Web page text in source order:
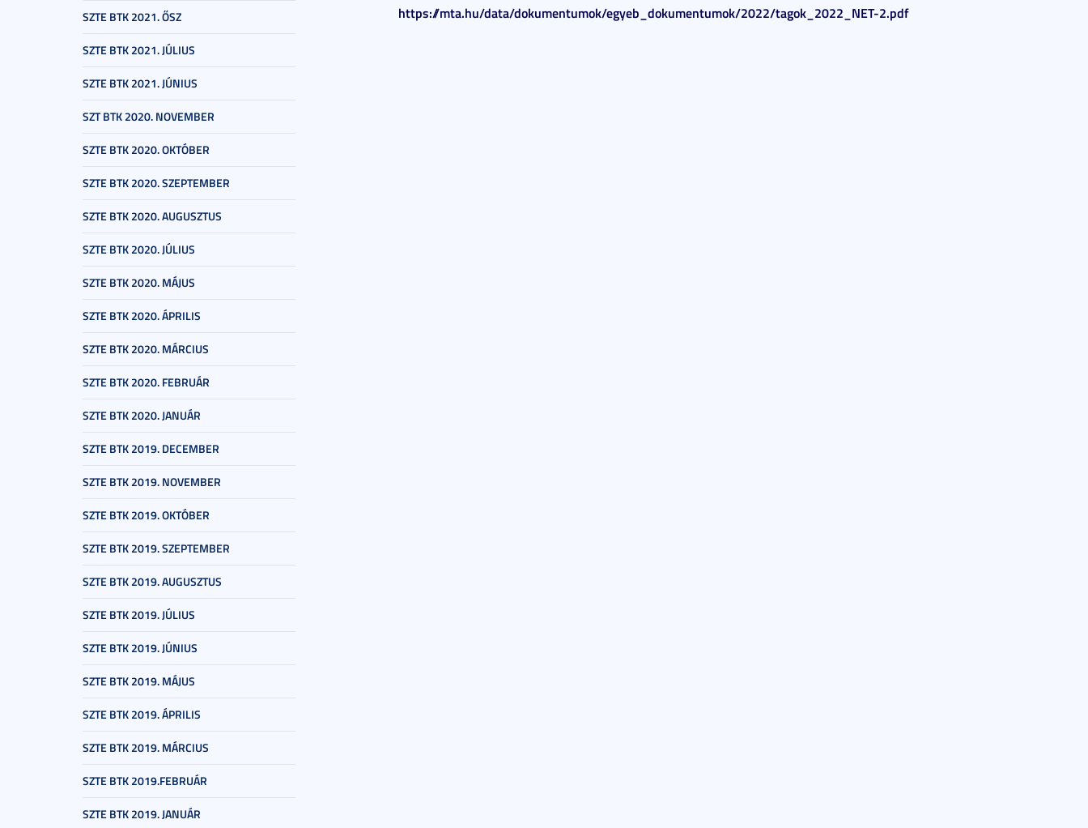
SZTE BTK 2021. ŐSZ
SZTE BTK 2021. JÚLIUS
SZTE BTK 2021. JÚNIUS
SZT BTK 2020. NOVEMBER
SZTE BTK 2020. OKTÓBER
SZTE BTK 2020. SZEPTEMBER
SZTE BTK 2020. AUGUSZTUS
SZTE BTK 2020. JÚLIUS
SZTE BTK 2020. MÁJUS
SZTE BTK 2020. ÁPRILIS
SZTE BTK 2020. MÁRCIUS
SZTE BTK 2020. FEBRUÁR
SZTE BTK 2020. JANUÁR
SZTE BTK 2019. DECEMBER
SZTE BTK 2019. NOVEMBER
SZTE BTK 2019. OKTÓBER
SZTE BTK 2019. SZEPTEMBER
SZTE BTK 2019. AUGUSZTUS
SZTE BTK 2019. JÚLIUS
SZTE BTK 2019. JÚNIUS
SZTE BTK 2019. MÁJUS
SZTE BTK 2019. ÁPRILIS
SZTE BTK 2019. MÁRCIUS
SZTE BTK 2019.FEBRUÁR
SZTE BTK 2019. JANUÁR
https://mta.hu/data/dokumentumok/egyeb_dokumentumok/2022/tagok_2022_NET-2.pdf